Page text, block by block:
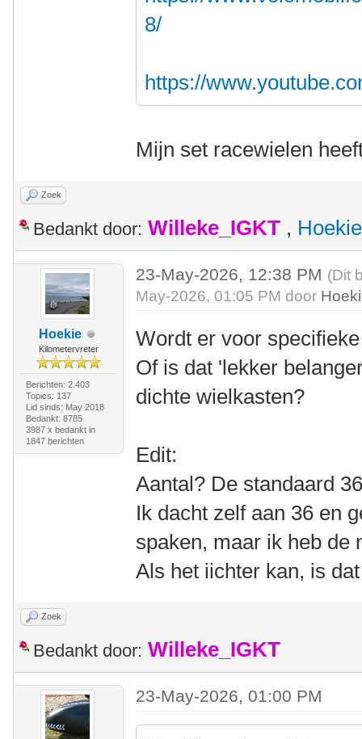
8/
https://
Mijn set racewielen
Zoek
Bedankt door: Willeke_IGKT , Hoekie
Hoekie
Kilometervreter
Berichten: 2.403
Topics: 137
Lid sinds: May 2018
Bedankt: 8785
3987 x bedankt in
1847 berichten
23-May-2026, 12:38 PM (Dit
May-2026, 01:05 PM door
Wordt er voor
Of is dat 'lekker
dichte wielkasten?
Edit:
Aantal? De standaard
Ik dacht zelf aan 36 en
spaken, maar ik heb de
Als het iichter kan, is
Zoek
Bedankt door: Willeke_IGKT
23-May-2026, 01:00 PM